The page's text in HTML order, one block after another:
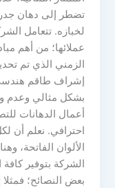
تضطر إلى دهان
لخبازه. تتعامل
عملائها؛ من أهم
الزمني الذي تم
إشراف طاقم
بشكل مثالي وعدم
أعمال الدهانات
احترافي. نعلم أن
الألوان الفاتحة،
الشركة بتوفير
بعض النصائح؛